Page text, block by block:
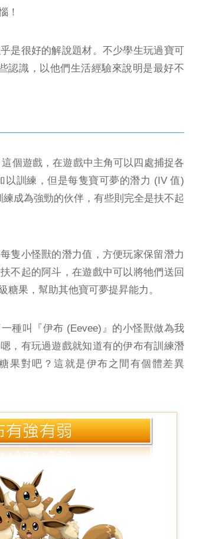
！
是很好的解說題材。不少學生玩過寶可
認識，以他們生活經驗來說明是最好不
個遊戲，在遊戲中主角可以四處捕捉各
以訓練，但是每隻寶可夢的潛力 (IV 值)
成為強勁的伙伴，有些則完全是扶不起
隻小怪獸的潛力值，方便玩家保留潛力
不起的阿斗，在遊戲中可以將牠們送回
糖果，幫助其他寶可夢提昇能力。
種叫『伊布 (Eevee)』的小怪獸做為我
，有玩過遊戲就知道有的伊布有訓練潛
果對吧？這就是伊布之間有個體差異